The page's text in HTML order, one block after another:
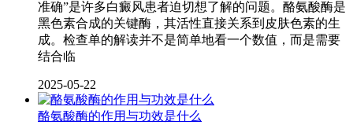
准确”是许多白癜风患者迫切想了解的问题。酪氨酸酶是
黑色素合成的关键酶，其活性直接关系到皮肤色素的生
成。检查单的解读并不是简单地看一个数值，而是需要
结合临
2025-05-22
酪氨酸酶的作用与功效是什么